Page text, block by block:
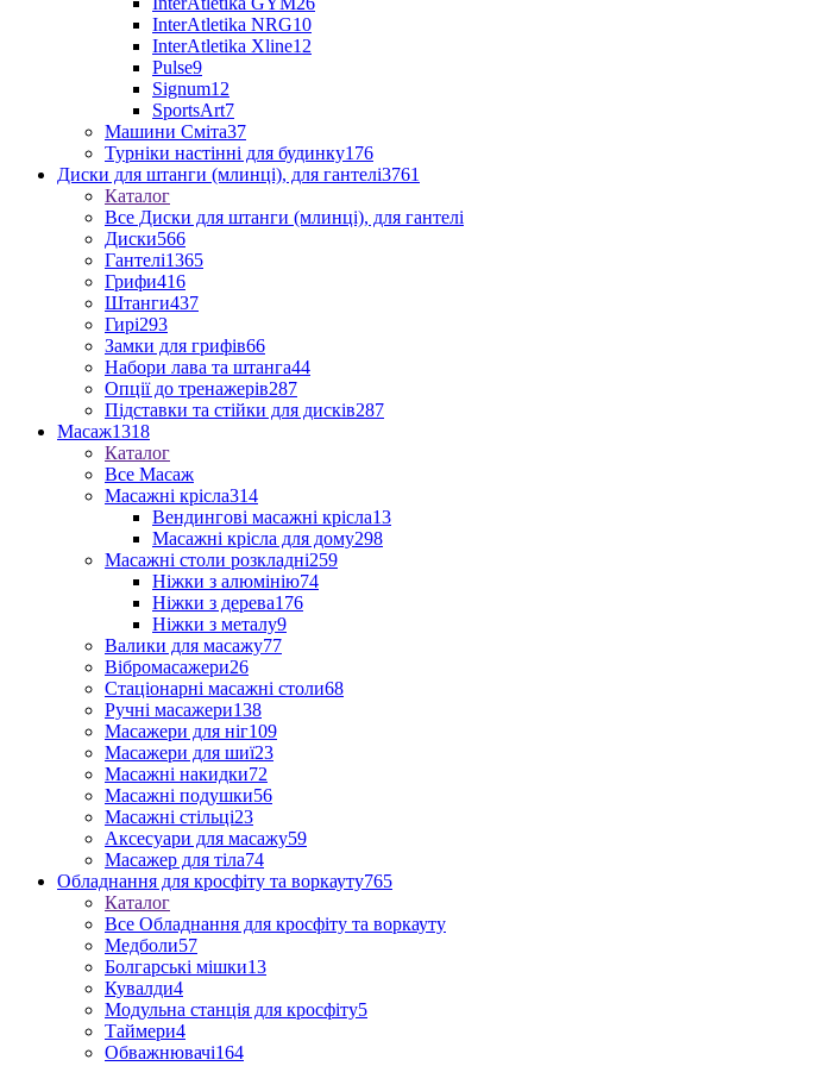
InterAtletika NRG10
InterAtletika Xline12
Pulse9
Signum12
SportsArt7
Машини Сміта37
Турніки настінні для будинку176
Диски для штанги (млинці), для гантелі3761
Каталог
Все Диски для штанги (млинці), для гантелі
Диски566
Гантелі1365
Грифи416
Штанги437
Гирі293
Замки для грифів66
Набори лава та штанга44
Опції до тренажерів287
Підставки та стійки для дисків287
Масаж1318
Каталог
Все Масаж
Масажні крісла314
Вендингові масажні крісла13
Масажні крісла для дому298
Масажні столи розкладні259
Ніжки з алюмінію74
Ніжки з дерева176
Ніжки з металу9
Валики для масажу77
Вібромасажери26
Стаціонарні масажні столи68
Ручні масажери138
Масажери для ніг109
Масажери для шиї23
Масажні накидки72
Масажні подушки56
Масажні стільці23
Аксесуари для масажу59
Масажер для тіла74
Обладнання для кросфіту та воркауту765
Каталог
Все Обладнання для кросфіту та воркауту
Медболи57
Болгарські мішки13
Кувалди4
Модульна станція для кросфіту5
Таймери4
Обважнювачі164